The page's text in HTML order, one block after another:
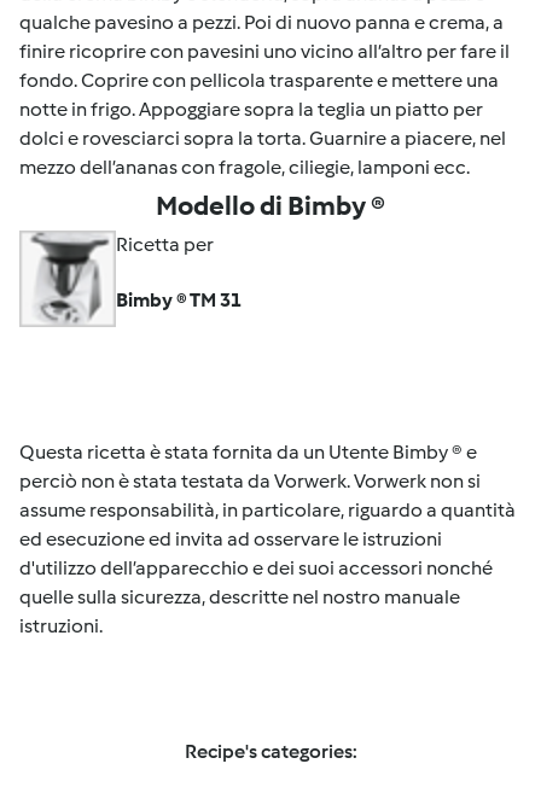
qualche pavesino a pezzi. Poi di nuovo panna e crema, a
finire ricoprire con pavesini uno vicino all’altro per fare il
fondo. Coprire con pellicola trasparente e mettere una
notte in frigo. Appoggiare sopra la teglia un piatto per
dolci e rovesciarci sopra la torta. Guarnire a piacere, nel
mezzo dell’ananas con fragole, ciliegie, lamponi ecc.
Modello di Bimby ®
Ricetta per
Bimby ® TM 31
Questa ricetta è stata fornita da un Utente Bimby ® e
perciò non è stata testata da Vorwerk. Vorwerk non si
assume responsabilità, in particolare, riguardo a quantità
ed esecuzione ed invita ad osservare le istruzioni
d'utilizzo dell’apparecchio e dei suoi accessori nonché
quelle sulla sicurezza, descritte nel nostro manuale
istruzioni.
Recipe's categories: